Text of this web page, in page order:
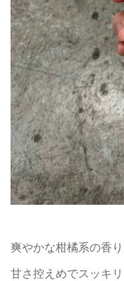
爽やかな柑橘系の香り
甘さ控えめでスッキ